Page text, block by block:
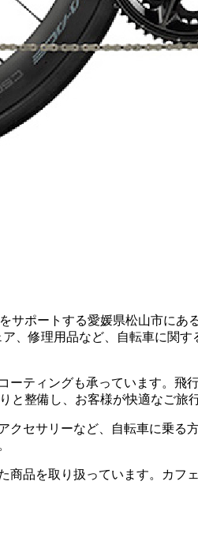
ポートする愛媛県松山市に
、修理用品など、自転車に関
ティングも承っています。
整備し、お客様が快適なご旅
セサリーなど、自転車に乗
品を取り扱っています。カフ